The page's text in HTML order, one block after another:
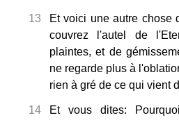
13
Et voici une autre chose
couvrez l'autel de
plaintes, et de
ne regarde plus à
rien à gré de ce qui vient
14
Et vous dites: